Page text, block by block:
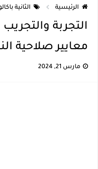
الرئيسية الثانية
التجربة والتجريب
معايير صلاحية
مارس 21, 2024